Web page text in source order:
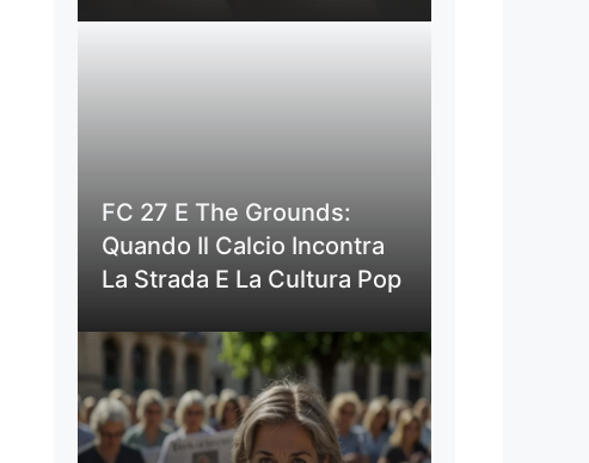
FC 27 E The Grounds:
Quando Il Calcio Incontra
La Strada E La Cultura Pop